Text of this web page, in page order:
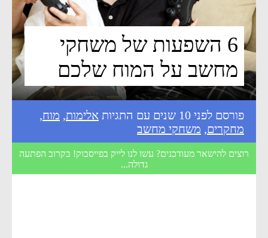
6 השפעות של משחקי
מחשב על המוח שלכם
פורסם לפני 10 שנים עם התגיות אלימות, מוח,
מחקרים, משחקי מחשב
רוצים להישאר מעודכנים? עשו לנו לייק בפייסבוק! בקרוב הפתעה
גדולה...